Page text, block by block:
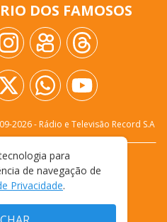
DOS FAMOSOS
2026- Rádio e Televisão Record S.A
PRIVACIDADE
DE USO
para
de navegação de
Privacidade.